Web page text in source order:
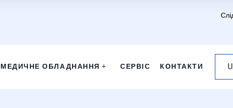
МЕДИЧНЕ ОБЛАДНАННЯ СЕРВІС КОНТАКТИ